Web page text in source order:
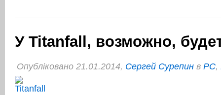
У Titanfall, возможно,
Опубліковано 21.01.2014, Сергей Сурепин в PC,